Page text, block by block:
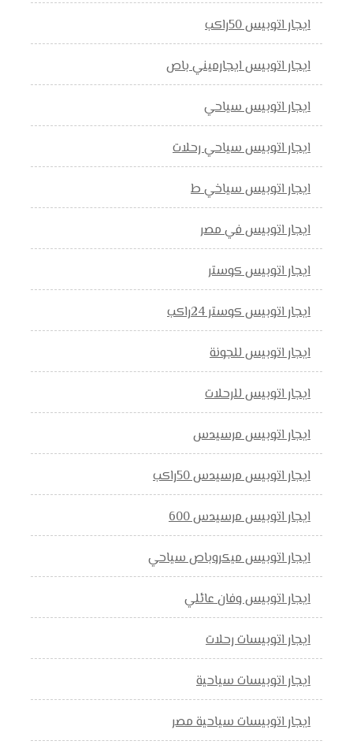
ايجار اتوبيس 50راكب
ايجار اتوبيس ايجارميني باص
ايجار اتوبيس سياحي
ايجار اتوبيس سياحي رحلات
ايجار اتوبيس سياخي ط
ايجار اتوبيس في مصر
ايجار اتوبيس كوستر
ايجار اتوبيس كوستر 24راكب
ايجار اتوبيس للجونة
ايجار اتوبيس للرحلات
ايجار اتوبيس مرسيدس
ايجار اتوبيس مرسيدس 50راكب
ايجار اتوبيس مرسيدس 600
ايجار اتوبيس ميكروباص سياحي
ايجار اتوبيس وفان عائلي
ايجار اتوبيسات رحلات
ايجار اتوبيسات سياحية
ايجار اتوبيسات سياحية مصر